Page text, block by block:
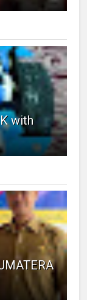
with